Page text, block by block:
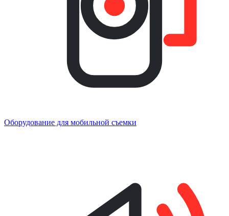
Оборудование для мобильной съемки